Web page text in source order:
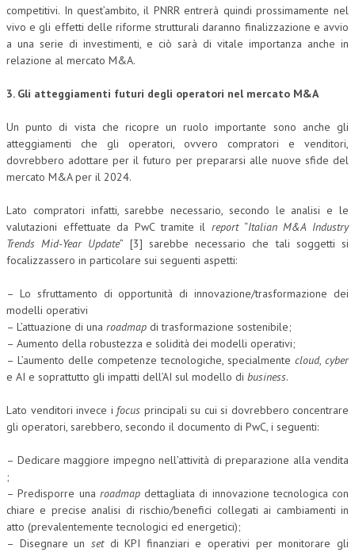
competitivi. In quest’ambito, il PNRR entrerà quindi prossimamente nel
vivo e gli effetti delle riforme strutturali daranno finalizzazione e avvio
a una serie di investimenti, e ciò sarà di vitale importanza anche in
relazione al mercato M&A.
3. Gli atteggiamenti futuri degli operatori nel mercato M&A
Un punto di vista che ricopre un ruolo importante sono anche gli
atteggiamenti che gli operatori, ovvero compratori e venditori,
dovrebbero adottare per il futuro per prepararsi alle nuove sfide del
mercato M&A per il 2024.
Lato compratori infatti, sarebbe necessario, secondo le analisi e le
valutazioni effettuate da PwC tramite il report“Italian M&A Industry
Trends Mid-Year Update” [3] sarebbe necessario che tali soggetti si
focalizzassero in particolare sui seguenti aspetti:
– Lo sfruttamento di opportunità di innovazione/trasformazione dei
modelli operativi
– L’attuazione di una roadmap di trasformazione sostenibile;
– Aumento della robustezza e solidità dei modelli operativi;
– L’aumento delle competenze tecnologiche, specialmente cloud, cyber
e AI e soprattutto gli impatti dell’AI sul modello di business.
Lato venditori invece i focus principali su cui si dovrebbero concentrare
gli operatori, sarebbero, secondo il documento di PwC, i seguenti:
– Dedicare maggiore impegno nell’attività di preparazione alla vendita
;
– Predisporre una roadmapdettagliata di innovazione tecnologica con
chiare e precise analisi di rischio/benefici collegati ai cambiamenti in
atto (prevalentemente tecnologici ed energetici);
– Disegnare un setdi KPI finanziari e operativi per monitorare gli